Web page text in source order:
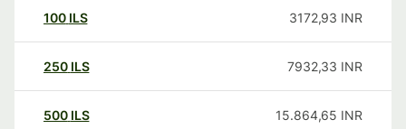
100 ILS 3172,93 INR
250 ILS 7932,33 INR
500 ILS 15.864,65 INR